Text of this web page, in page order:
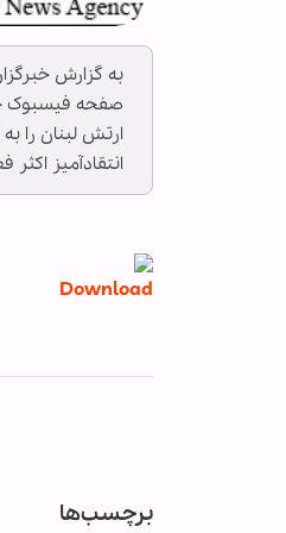
به گزارش
صفحه فیسبوک
ارتش لبنان را
انتقاد‌آمیز
Download
برچسب‌ها